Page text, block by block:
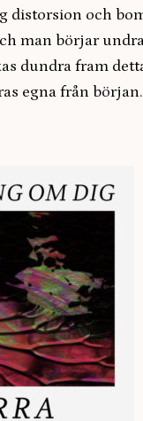
distorsion och
man börjar
dundra fram
egna från början.